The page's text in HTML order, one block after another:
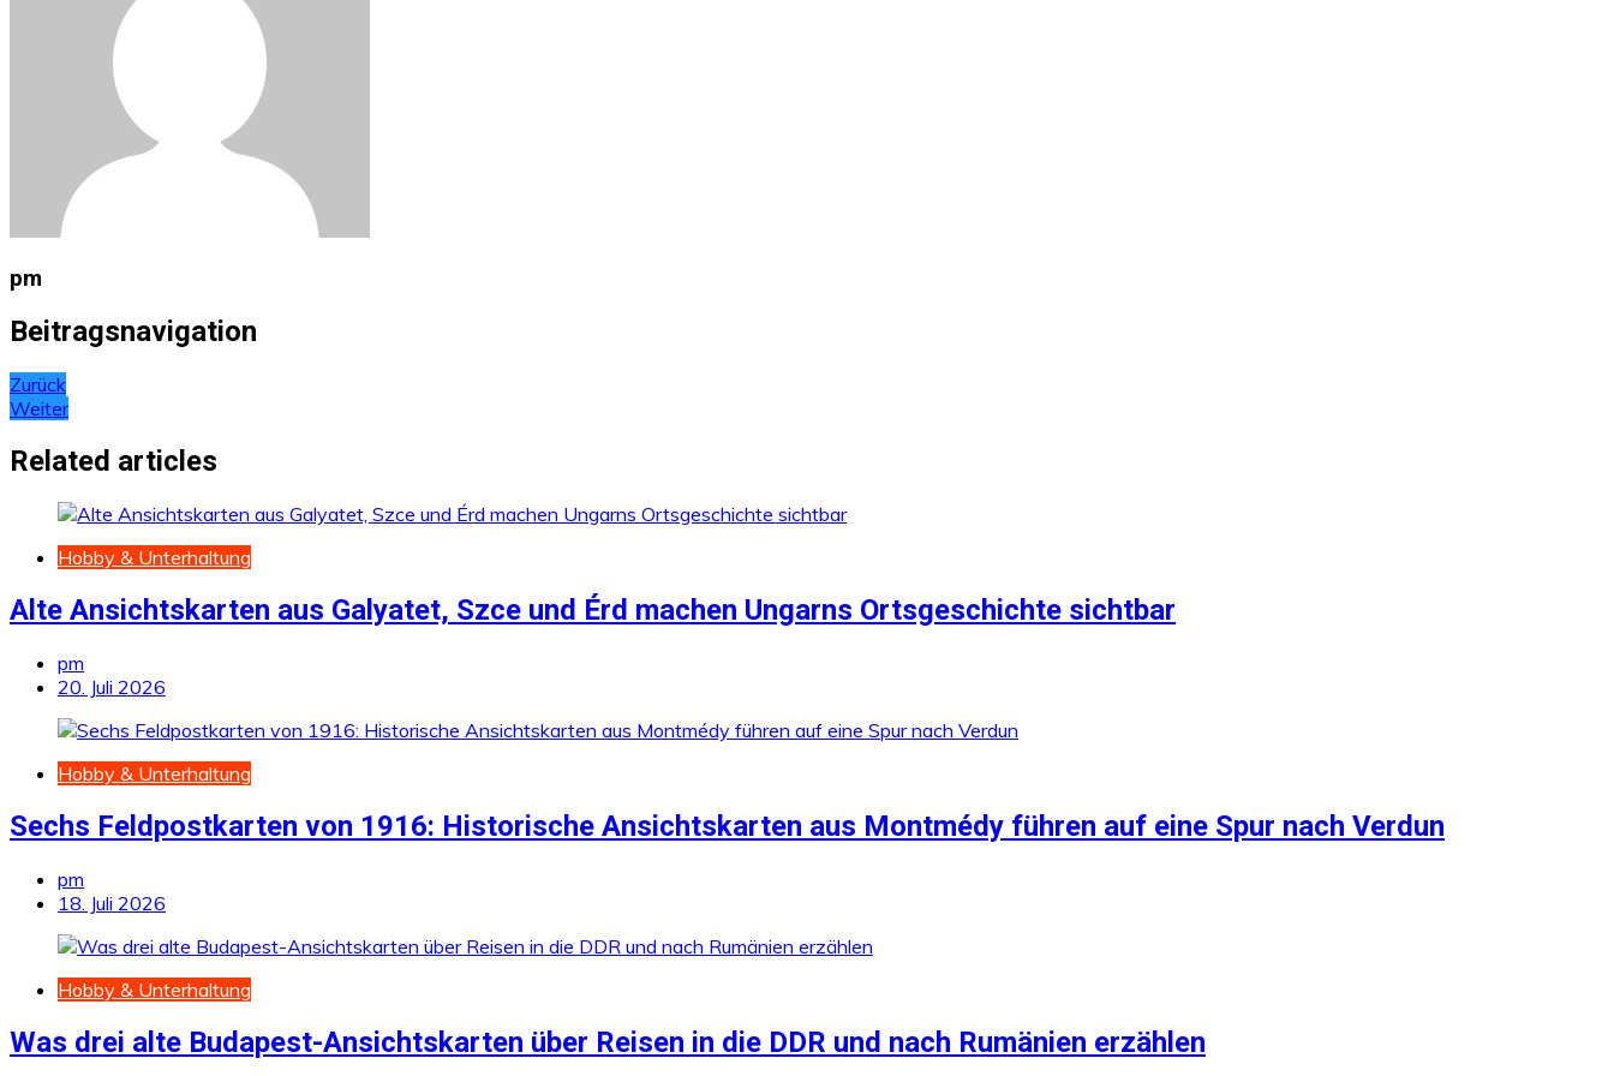
pm
Beitragsnavigation
Zurück
Weiter
Related articles
Hobby & Unterhaltung
Alte Ansichtskarten aus Galyatet, Szce und Érd machen Ungarns Ortsgeschichte sichtbar
pm
20. Juli 2026
Hobby & Unterhaltung
Sechs Feldpostkarten von 1916: Historische Ansichtskarten aus Montmédy führen auf eine Spur nach Verdun
pm
18. Juli 2026
Hobby & Unterhaltung
Was drei alte Budapest-Ansichtskarten über Reisen in die DDR und nach Rumänien erzählen